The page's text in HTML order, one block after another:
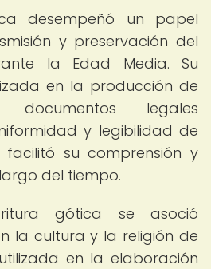
desempeñó un papel
y preservación del
la Edad Media. Su
en la producción de
legales
y legibilidad de
su comprensión y
del tiempo.
gótica se asoció
la cultura y la religión de
en la elaboración